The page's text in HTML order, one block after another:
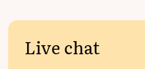
Live chat